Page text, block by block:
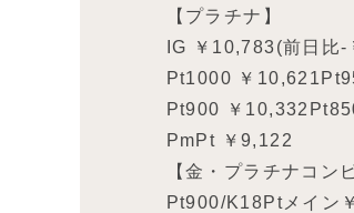
【プラチナ】
IG ￥10,783(前日比-
Pt1000 ￥
Pt900 ￥
PmPt ￥9,122
【金・プラチナコン
Pt900/K18Ptメイン